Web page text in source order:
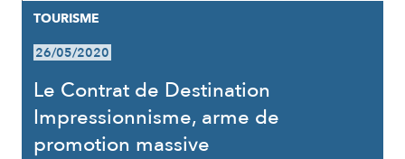
TOURISME
26/05/2020
Le Contrat de Destination
Impressionnisme, arme de
promotion massive